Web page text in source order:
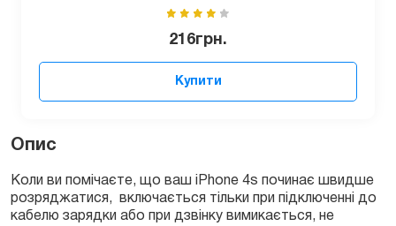
216грн.
Купити
Опис
Коли ви помічаєте, що ваш iPhone 4s починає швидше
розряджатися, включається тільки при підключенні до
кабелю зарядки або при дзвінку вимикається, не